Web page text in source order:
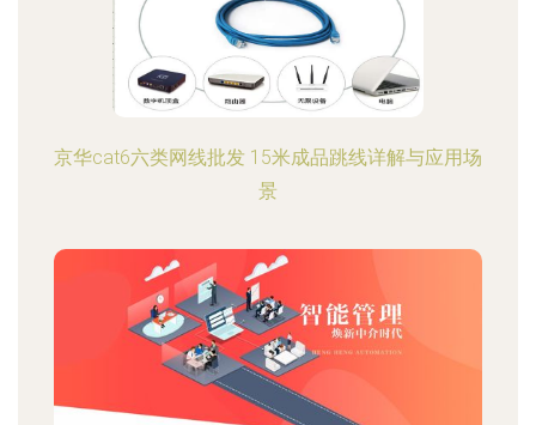
京华cat6六类网线批发 15米成品跳线详解与应用场
景